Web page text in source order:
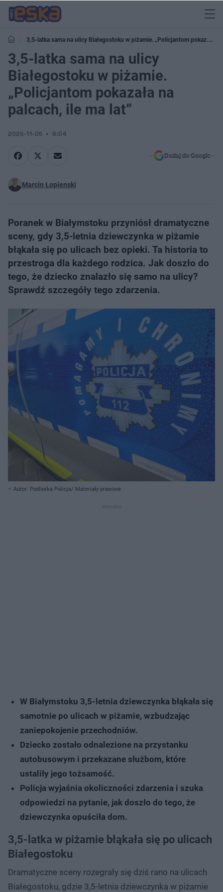
3,5-latka sama na ulicy Białegostoku w piżamie. „Policjantom pokazała
na palcach, ile ma lat”
3,5-latka sama na ulicy
Białegostoku w piżamie.
„Policjantom pokazała na
palcach, ile ma lat”
2025-11-05 9:04
Dodaj do Google
Marcin Łopienski
Poranek w Białymstoku przyniósł dramatyczne
sceny, gdy 3,5-letnia dziewczynka w piżamie
błąkała się po ulicach bez opieki. Ta historia to
przestroga dla każdego rodzica. Jak doszło do
tego, że dziecko znalazło się samo na ulicy?
Sprawdź szczegóły tego zdarzenia.
Autor: Podlaska Policja/ Materiały prasowe
W Białymstoku 3,5-letnia dziewczynka błąkała się
samotnie po ulicach w piżamie, wzbudzając
zaniepokojenie przechodniów.
Dziecko zostało odnalezione na przystanku
autobusowym i przekazane służbom, które
ustaliły jego tożsamość.
Policja wyjaśnia okoliczności zdarzenia i szuka
odpowiedzi na pytanie, jak doszło do tego, że
dziewczynka opuściła dom.
3,5-latka w piżamie błąkała się po ulicach
Białegostoku
Dramatyczne sceny rozegrały się dziś rano na ulicach
Białegostoku, gdzie 3,5-letnia dziewczynka w piżamie